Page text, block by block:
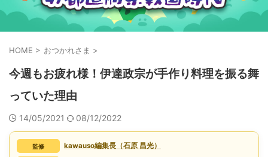
HOME > おつかれさま >
今週もお疲れ様！伊達政宗が手作り料理を振る舞
っていた理由
14/05/2021 08/12/2022
監修 kawauso編集長（石原 昌光）